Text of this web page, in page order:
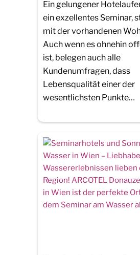
Ein gelungener
ein exzellentes Seminar,
mit der vorhandenen
Auch wenn es ohnehin
ist, belegen auch alle
Kundenumfragen, dass
Lebensqualität einer der
wesentlichsten Punkte…